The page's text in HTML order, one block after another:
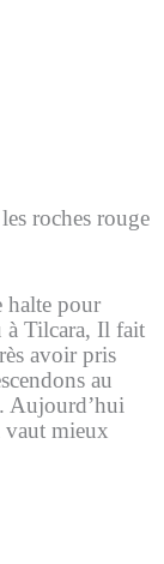
roches rouge
halte pour
à Tilcara, Il fait
avoir pris
au
Aujourd’hui
vaut mieux